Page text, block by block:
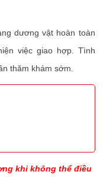
dương vật hoàn toàn
việc giao hợp. Tình
thăm khám sớm.
khi không thể điều